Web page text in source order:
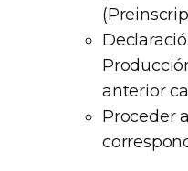
anterior
Proceder